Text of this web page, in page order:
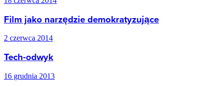
Film jako narzędzie demokratyzujące
2 czerwca 2014
Tech-odwyk
16 grudnia 2013